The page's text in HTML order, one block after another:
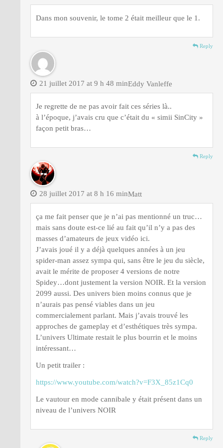
Dans mon souvenir, le tome 2 était meilleur que le 1.
Reply
Eddy Vanleffe
21 juillet 2017 at 9 h 48 min
Je regrette de ne pas avoir fait ces séries là..
à l’époque, j’avais cru que c’était du « simii SinCity »
façon petit bras…
Reply
Matt
28 juillet 2017 at 8 h 16 min
ça me fait penser que je n’ai pas mentionné un truc…
mais sans doute est-ce lié au fait qu’il n’y a pas des
masses d’amateurs de jeux vidéo ici.
J’avais joué il y a déjà quelques années à un jeu
spider-man assez sympa qui, sans être le jeu du siècle,
avait le mérite de proposer 4 versions de notre
Spidey…dont justement la version NOIR. Et la version
2099 aussi. Des univers bien moins connus que je
n’aurais pas pensé viables dans un jeu
commercialement parlant. Mais j’avais trouvé les
approches de gameplay et d’esthétiques très sympa.
L’univers Ultimate restait le plus bourrin et le moins
intéressant…
Un petit trailer :
https://www.youtube.com/watch?v=F3X_85z1Cq0
Le vautour en mode cannibale y était présent dans un
niveau de l’univers NOIR
Reply